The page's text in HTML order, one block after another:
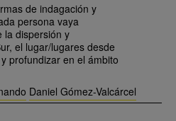
de indagación y
persona vaya
la dispersión y
el lugar/lugares desde
profundizar en el ámbito
Daniel Gómez-Valcárcel